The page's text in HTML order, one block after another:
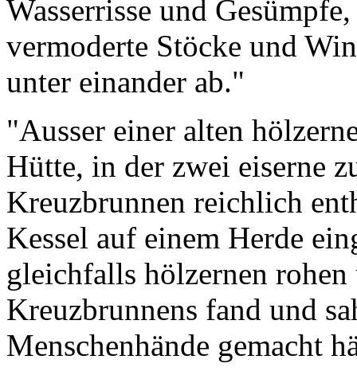
Wasserrisse und
vermoderte Stöcke und
unter einander ab."
"Ausser einer alten
Hütte, in der zwei eiserne
Kreuzbrunnen reichlich
Kessel auf einem Herde
gleichfalls hölzernen
Kreuzbrunnens fand und
Menschenhände gemacht